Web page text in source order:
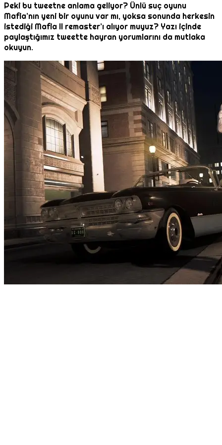
Peki bu tweetne anlama geliyor? Ünlü suç oyunu
Mafia’nın yeni bir oyunu var mı, yoksa sonunda herkesin
istediği Mafia II remaster’ı alıyor muyuz? Yazı içinde
paylaştığımız tweette hayran yorumlarını da mutlaka
okuyun.